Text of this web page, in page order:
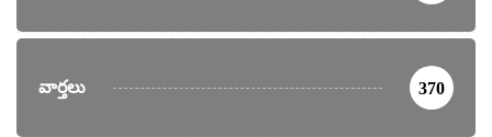
వార్తలు 370